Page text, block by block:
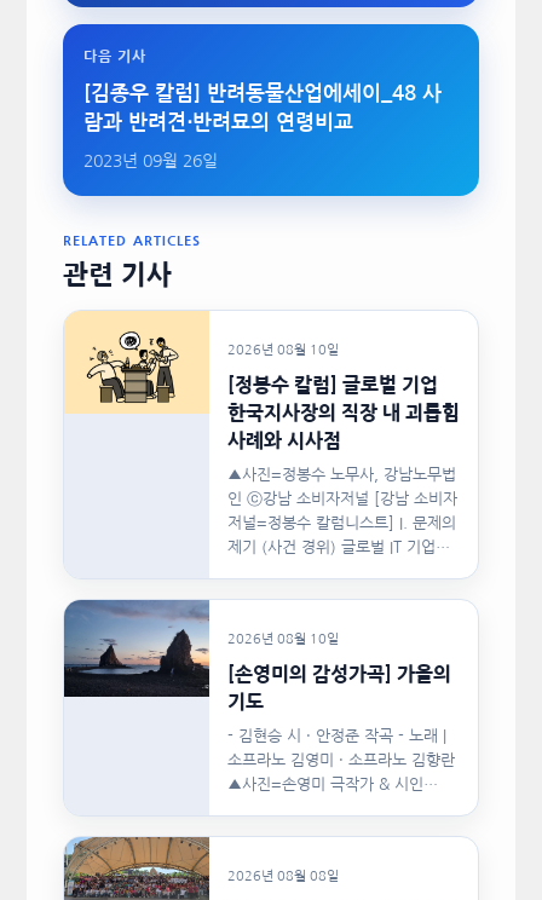
다음 기사
[김종우 칼럼] 반려동물산업에세이_48 사
람과 반려견⋅반려묘의 연령비교
2023년 09월 26일
RELATED ARTICLES
관련 기사
2026년 08월 10일
[정봉수 칼럼] 글로벌 기업
한국지사장의 직장 내 괴롭힘
사례와 시사점
▲사진=정봉수 노무사, 강남노무법
인 ⓒ강남 소비자저널 [강남 소비자
저널=정봉수 칼럼니스트] I. 문제의
제기 (사건 경위) 글로벌 IT 기업의
2026년 08월 10일
[손영미의 감성가곡] 가을의
기도
- 김현승 시 · 안정준 작곡 - 노래 |
소프라노 김영미 · 소프라노 김향란
▲사진=손영미 극작가 & 시인…
2026년 08월 08일